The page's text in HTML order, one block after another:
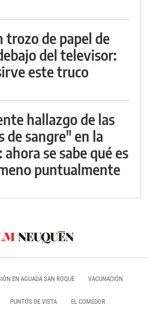
trozo de papel de
del televisor:
este truco
hallazgo de las
de sangre" en la
se sabe qué es
puntualmente
EN AGUADA SAN ROQUE VACUNACIÓN
PUNTOS DE VISTA EL COMEDOR